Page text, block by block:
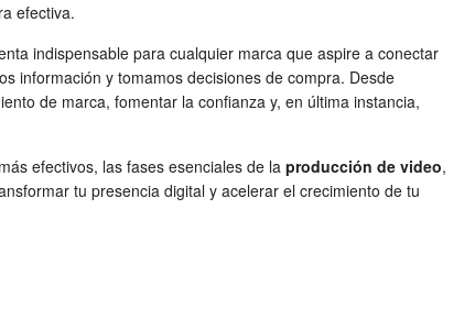
efectiva.
indispensable para cualquier marca que aspire a conectar
información y tomamos decisiones de compra. Desde
de marca, fomentar la confianza y, en última instancia,
más efectivos, las fases esenciales de la producción de video,
tu presencia digital y acelerar el crecimiento de tu